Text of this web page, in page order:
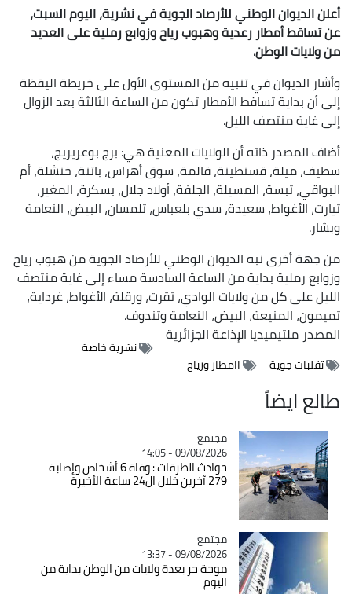
أعلن الديوان الوطني للأرصاد الجوية في نشرية، اليوم السبت،
عن تساقط أمطار رعدية وهبوب رياح وزوابع رملية على العديد
من ولايات الوطن.
وأشار الديوان في تنبيه من المستوى الأول على خريطة اليقظة
إلى أن بداية تساقط الأمطار تكون من الساعة الثالثة بعد الزوال
إلى غاية منتصف الليل.
أضاف المصدر ذاته أن الولايات المعنية هي: برج بوعريريج،
سطيف، ميلة، قسنطينة، قالمة، سوق أهراس، باتنة، خنشلة، أم
البواقي، تبسة، المسيلة، الجلفة، أولاد جلال، بسكرة، المغير،
تيارت، الأغواط، سعيدة، سدي بلعباس، تلمسان، البيض، النعامة
وبشار.
من جهة أخرى نبه الديوان الوطني للأرصاد الجوية من هبوب رياح
وزوابع رملية بداية من الساعة السادسة مساء إلى غاية منتصف
الليل على كل من ولايات الوادي، تقرت، ورقلة، الأغواط، غرداية،
تميمون، المنيعة، البيض، النعامة وتندوف.
المصدرملتيميديا الإذاعة الجزائرية
نشرية خاصة
تقلبات جوية
اامطار ورياح
طالع ايضاً
Catégorie
مجتمع
09/08/2026 - 14:05
حوادث الطرقات : وفاة 6 أشخاص وإصابة
279 آخرين خلال ال24 ساعة الأخيرة
Catégorie
مجتمع
09/08/2026 - 13:37
موجة حر بعدة ولايات من الوطن بداية من
اليوم